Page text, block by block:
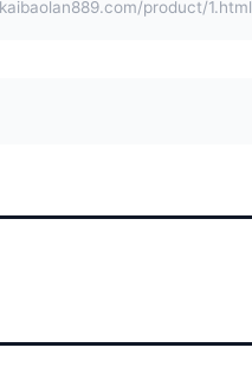
product/1.html